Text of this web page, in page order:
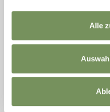
Alle
selbst sind derzeit gesperrt. Der
info@passeiertal.it